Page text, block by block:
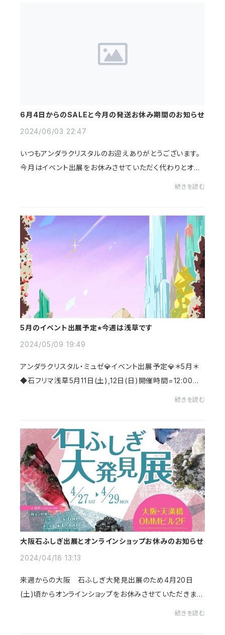
6月4日からのSALEと今月の発送お休み期間のお知らせ
2024/06/03 22:47
いつもアンダラクリスタルのお迎えありがとうございます。
今月はイベント出展をお休みさせていただく代わりとオン
続きを読む
5月のイベント出展予定⭐︎今週は浅草です
2024/05/09 19:49
アンダラクリスタル・ミュゼ💎イベント出展予定💎＊5月＊
◆石フリマ浅草5月11日(土),12日(日)開催時間=12:00～1
続きを読む
大阪石ふしぎ出展とオンラインショップお休みのお知らせ
2024/04/18 13:13
来週からの大阪 石ふしぎ大発見出展のため4月20日
(土)頃からオンラインショップをお休みさせていただきま
続きを読む